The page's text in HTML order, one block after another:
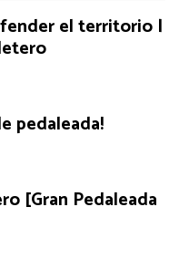
el territorio |
pedaleada!
[Gran Pedaleada